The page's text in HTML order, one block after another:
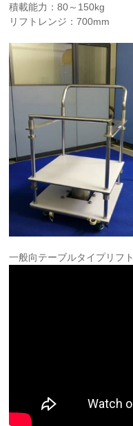
積載能力：80～150kg
リフトレンジ：700mm
一般向テーブルタイプリフト